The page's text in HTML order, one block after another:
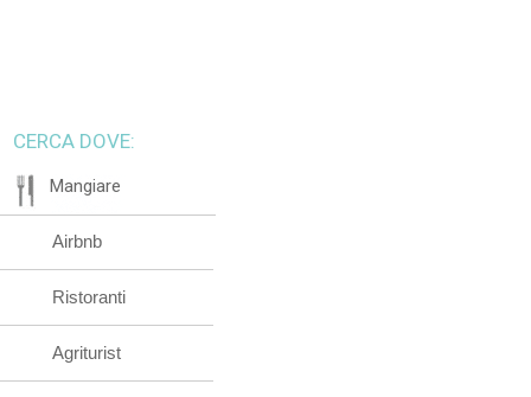
CERCA DOVE:
Mangiare
Airbnb
Ristoranti
Agriturist